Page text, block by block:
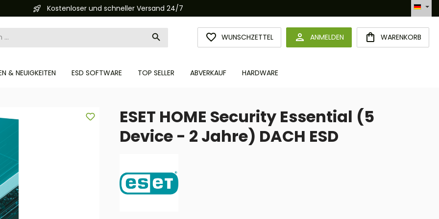
Kostenloser und schneller Versand 24/7 Automatisierte Bestellabwicklung (API)
WUNSCHZETTELDU HAST 0 PRODUKTE AUF DEM MERKZETTEL
ANMELDEN WARENKORB
& NEUIGKEITEN ESD SOFTWARE TOP SELLER ABVERKAUF HARDWARE
ESET HOME Security Essential (5
Device - 2 Jahre) DACH ESD